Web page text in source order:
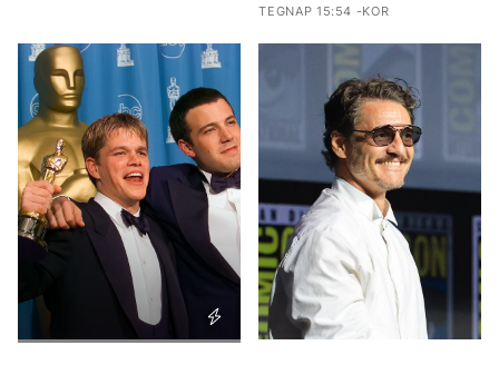
TEGNAP 15:54 -KOR